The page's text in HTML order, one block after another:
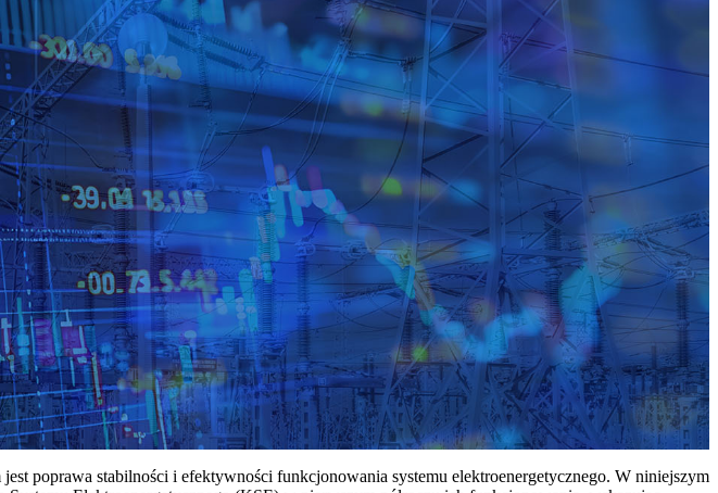
poprawa stabilności i efektywności funkcjonowania systemu elektroenergetycznego. W niniejszym